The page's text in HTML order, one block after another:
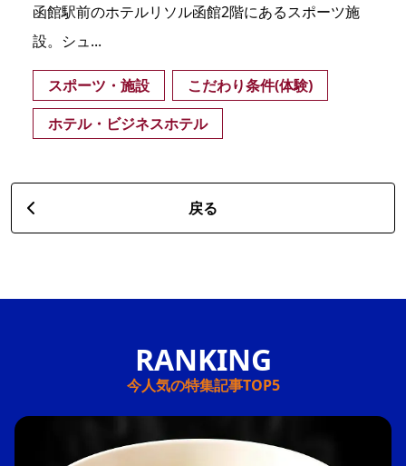
函館駅前のホテルリソル函館2階にあるスポーツ施
設。シュ...
スポーツ・施設
こだわり条件(体験)
ホテル・ビジネスホテル
戻る
今人気の特集記事TOP5